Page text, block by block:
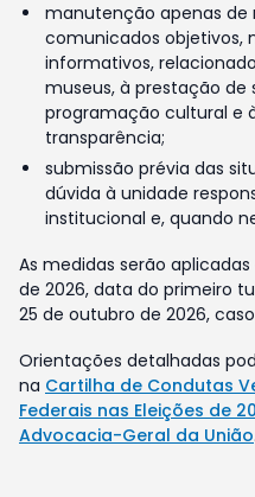
manutenção apenas de
comunicados objetivos,
informativos,
museus, à prestação de
programação cultural e
transparência;
submissão prévia das
dúvida à unidade
institucional e, quando
As medidas serão
de 2026, data do primeiro
25 de outubro de 2026,
Orientações detalhadas
na Cartilha de Condutas
Federais nas Eleições de
Advocacia-Geral da União.